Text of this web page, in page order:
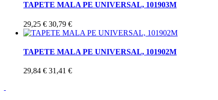
TAPETE MALA PE UNIVERSAL, 101903M
29,25 € 30,79 €
TAPETE MALA PE UNIVERSAL, 101902M
29,84 € 31,41 €